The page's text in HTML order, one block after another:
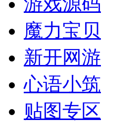
魔力宝贝
新开网游
心语小筑
贴图专区